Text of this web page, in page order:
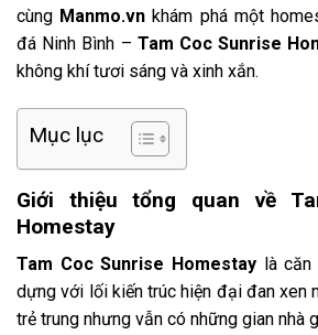
cùng Manmo.vn khám phá một
đá Ninh Bình – Tam Coc Sunrise
không khí tươi sáng và xinh xắn.
Mục lục
Giới thiệu tổng quan về
Homestay
Tam Coc Sunrise Homestaylà căn
dựng với lối kiến trúc hiện đại đan xen
trẻ trung nhưng vẫn có những gian nhà